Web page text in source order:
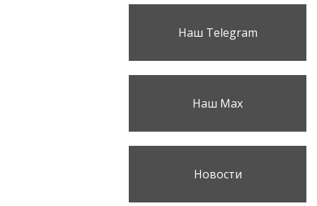
Наш Telegram
Наш Max
Новости